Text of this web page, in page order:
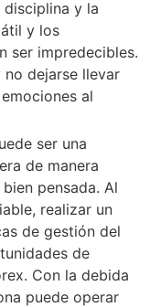
y la
y los
ser impredecibles.
no dejarse llevar
al
ser una
de manera
pensada. Al
realizar un
de gestión del
de
Con la debida
puede operar